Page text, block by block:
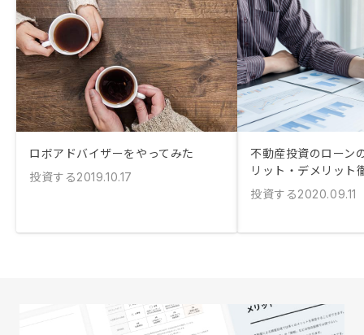
ロボアドバイザーをやってみた
投資する2019.10.17
不動産投資のローン
リット・デメリット
投資する2020.09.11